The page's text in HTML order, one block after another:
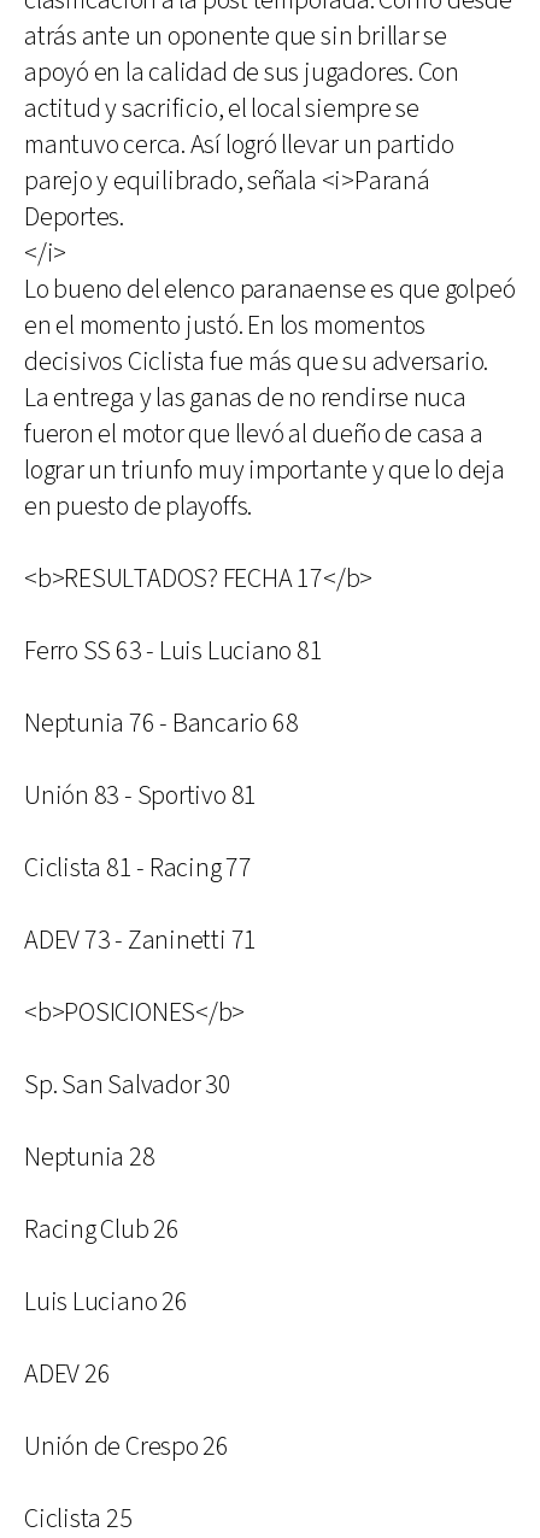
atrás ante un oponente que sin brillar se
apoyó en la calidad de sus jugadores. Con
actitud y sacrificio, el local siempre se
mantuvo cerca. Así logró llevar un partido
parejo y equilibrado, señala <i>Paraná
Deportes.
</i>
Lo bueno del elenco paranaense es que golpeó
en el momento justó. En los momentos
decisivos Ciclista fue más que su adversario.
La entrega y las ganas de no rendirse nuca
fueron el motor que llevó al dueño de casa a
lograr un triunfo muy importante y que lo deja
en puesto de playoffs.
<b>RESULTADOS? FECHA 17</b>
Ferro SS 63 - Luis Luciano 81
Neptunia 76 - Bancario 68
Unión 83 - Sportivo 81
Ciclista 81 - Racing 77
ADEV 73 - Zaninetti 71
<b>POSICIONES</b>
Sp. San Salvador 30
Neptunia 28
Racing Club 26
Luis Luciano 26
ADEV 26
Unión de Crespo 26
Ciclista 25